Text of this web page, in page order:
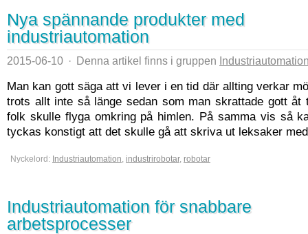
Nya spännande produkter med
industriautomation
2015-06-10 · Denna artikel finns i gruppen
Man kan gott säga att vi lever i en tid där allting verkar
trots allt inte så länge sedan som man skrattade gott åt
folk skulle flyga omkring på himlen. På samma vis så
tyckas konstigt att det skulle gå att skriva ut leksaker
Nyckelord: Industriautomation, industrirobotar, robotar
Industriautomation för snabbare
arbetsprocesser